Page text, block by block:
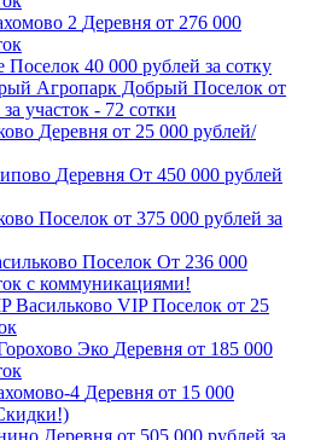
2 Деревня от 276 000
Поселок 40 000 рублей за сотку
Агропарк Добрый Поселок от
участок - 72 сотки
Деревня от 25 000 рублей/
Деревня От 450 000 рублей
Поселок от 375 000 рублей за
Поселок От 236 000
с коммуникациями!
Васильково VIP Поселок от 25
Эко Деревня от 185 000
4 Деревня от 15 000
Деревня от 505 000 рублей за